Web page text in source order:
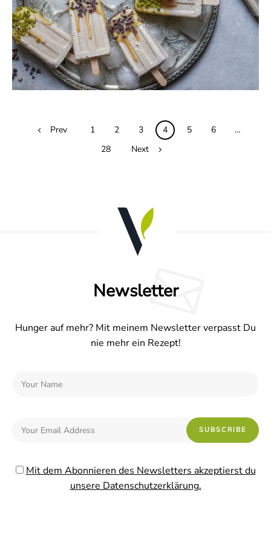
0
Posts
Prev 1 2 3 4 5 6
…
28
Next
Newsletter
Hunger auf mehr? Mit meinem Newsletter verpasst Du
nie mehr ein Rezept!
Mit dem Abonnieren des Newsletters akzeptierst du
unsere Datenschutzerklärung.